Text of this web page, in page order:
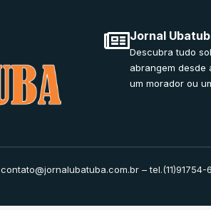
Jornal
Descubra tudo
abrangem desde
um morador ou
contato@jornalubatuba.com.br – tel.(11)91754-